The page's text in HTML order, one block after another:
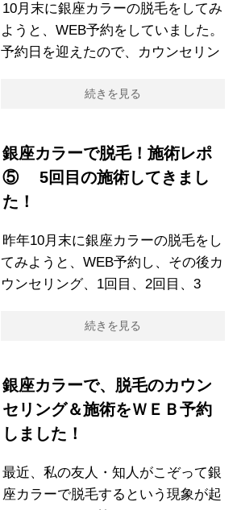
10月末に銀座カラーの脱毛をしてみ
ようと、WEB予約をしていました。
予約日を迎えたので、カウンセリン
続きを見る
銀座カラーで脱毛！施術レポ
⑤ 5回目の施術してきまし
た！
昨年10月末に銀座カラーの脱毛をし
てみようと、WEB予約し、その後カ
ウンセリング、1回目、2回目、3
続きを見る
銀座カラーで、脱毛のカウン
セリング＆施術をＷＥＢ予約
しました！
最近、私の友人・知人がこぞって銀
座カラーで脱毛するという現象が起